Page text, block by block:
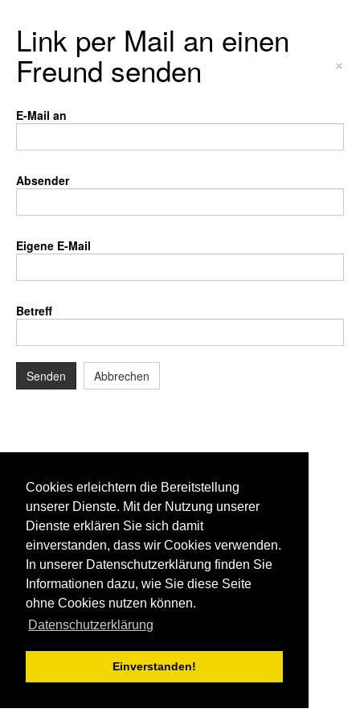
Cookies erleichtern die Bereitstellung
unserer Dienste. Mit der Nutzung unserer
Dienste erklären Sie sich damit
einverstanden, dass wir Cookies verwenden.
In unserer Datenschutzerklärung finden Sie
Informationen dazu, wie Sie diese Seite
ohne Cookies nutzen können.
Datenschutzerklärung
Einverstanden!
Link per Mail an einen
Freund senden ×
E-Mail an
Absender
Eigene E-Mail
Betreff
Senden Abbrechen